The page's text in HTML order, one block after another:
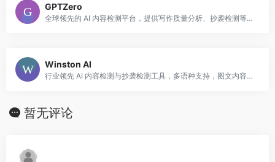
GPTZero
全球领先的 AI 内容检测平台，提供写作质量分析、抄袭检测等功能，广泛服务于教育、出版、企业合规等场景。
Winston AI
行业领先 AI 内容检测与抄袭检测工具，多语种支持，图文内容联合检测。
暂无评论